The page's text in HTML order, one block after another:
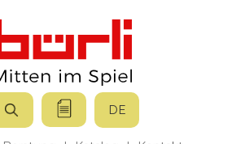
DE